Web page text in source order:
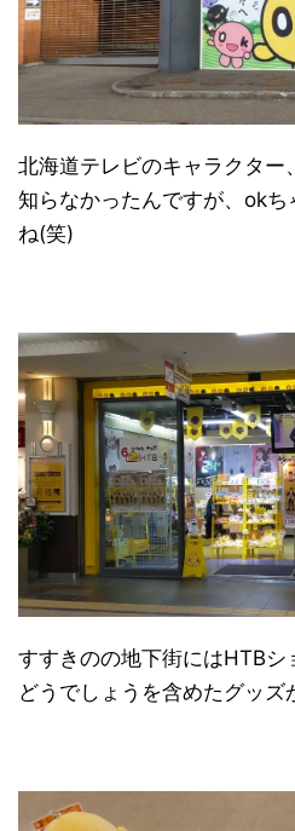
北海道テレビのキャラクター
知らなかったんですが、ok
ね(笑)
すすきのの地下街にはHTBシ
どうでしょうを含めたグッズ